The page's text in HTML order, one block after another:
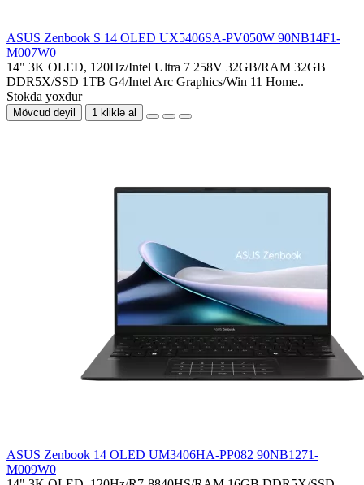
ASUS Zenbook S 14 OLED UX5406SA-PV050W 90NB14F1-
M007W0
14" 3K OLED, 120Hz/Intel Ultra 7 258V 32GB/RAM 32GB
DDR5X/SSD 1TB G4/Intel Arc Graphics/Win 11 Home..
Stokda yoxdur
Mövcud deyil 1 kliklə al
ASUS Zenbook 14 OLED UM3406HA-PP082 90NB1271-
M009W0